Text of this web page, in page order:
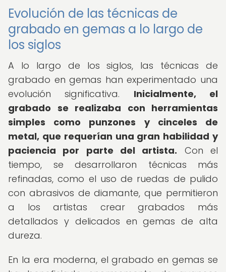
Evolución de las técnicas de
grabado en gemas a lo largo de
los siglos
A lo largo de los siglos, las técnicas de
grabado en gemas han experimentado una
evolución significativa. Inicialmente, el
grabado se realizaba con herramientas
simples como punzones y cinceles de
metal, que requerían una gran habilidad y
paciencia por parte del artista. Con el
tiempo, se desarrollaron técnicas más
refinadas, como el uso de ruedas de pulido
con abrasivos de diamante, que permitieron
a los artistas crear grabados más
detallados y delicados en gemas de alta
dureza.
En la era moderna, el grabado en gemas se